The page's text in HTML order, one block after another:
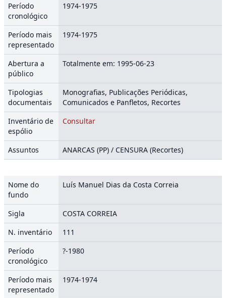
Período
cronológico
1974-1975
Período mais
representado
1974-1975
Abertura a
público
Totalmente em: 1995-06-23
Tipologias
documentais
Monografias, Publicações Periódicas,
Comunicados e Panfletos, Recortes
Inventário de
espólio
Consultar
Assuntos ANARCAS (PP) / CENSURA (Recortes)
Nome do
fundo
Luís Manuel Dias da Costa Correia
Sigla
COSTA CORREIA
N. inventário
111
Período
cronológico
?-1980
Período mais
representado
1974-1974